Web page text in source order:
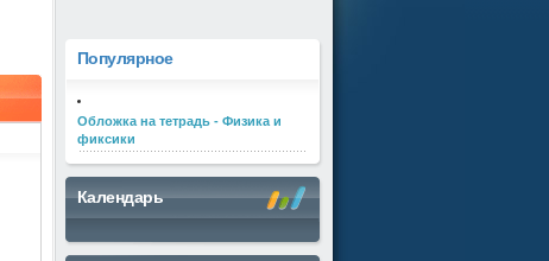
Популярное
Обложка на тетрадь - Физика и
фиксики
Календарь